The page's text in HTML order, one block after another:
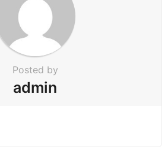
Posted by
admin